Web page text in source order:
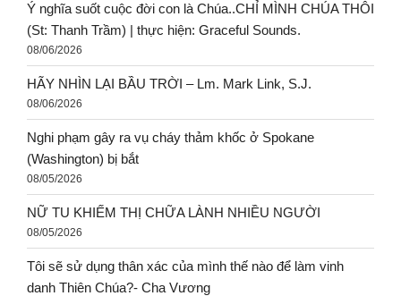
Ý nghĩa suốt cuộc đời con là Chúa..CHỈ MÌNH CHÚA THÔI
(St: Thanh Trầm) | thực hiện: Graceful Sounds.
08/06/2026
HÃY NHÌN LẠI BẦU TRỜI – Lm. Mark Link, S.J.
08/06/2026
Nghi phạm gây ra vụ cháy thảm khốc ở Spokane
(Washington) bị bắt
08/05/2026
NỮ TU KHIẾM THỊ CHỮA LÀNH NHIỀU NGƯỜI
08/05/2026
Tôi sẽ sử dụng thân xác của mình thế nào để làm vinh
danh Thiên Chúa?- Cha Vương